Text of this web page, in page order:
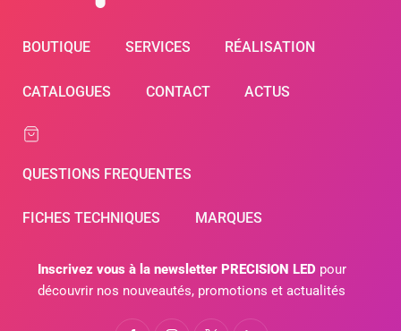
BOUTIQUE SERVICES RÉALISATION
CATALOGUES CONTACT ACTUS
QUESTIONS FREQUENTES
FICHES TECHNIQUES MARQUES
Inscrivez vous à la newsletter PRECISION LEDpour
découvrir nos nouveautés, promotions et actualités